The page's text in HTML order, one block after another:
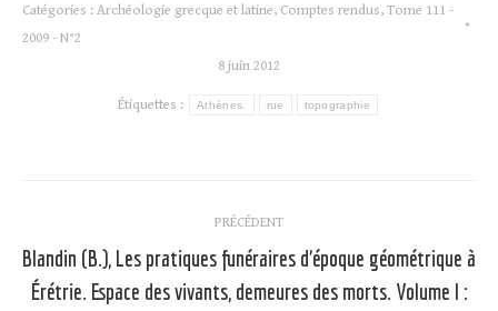
Catégories : Archéologie grecque et latine, Comptes rendus, Tome 111 -
2009 - N°2
8 juin 2012
Étiquettes : Athènes. rue topographie
article
PRÉCÉDENT
Blandin (B.), Les pratiques funéraires d’époque géométrique à
Érétrie. Espace des vivants, demeures des morts. Volume I :